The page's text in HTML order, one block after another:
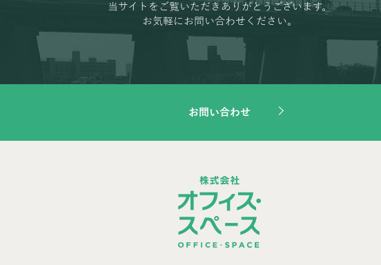
当サイトをご覧いただきありがとうございます。
お気軽にお問い合わせください。
お問い合わせ